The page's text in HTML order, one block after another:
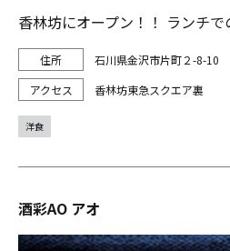
香林坊にオープン！！ ランチ
石川県金沢市片町２-8-10
香林坊東急スクエア裏
洋食
酒彩AO アオ